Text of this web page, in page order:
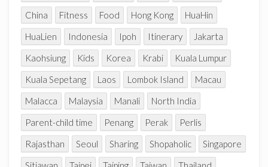
China
Fitness Food Hong Kong
HuaHin
HuaLien
Indonesia Ipoh Itinerary
Jakarta
Kaohsiung
Kids Korea Krabi
Kuala Lumpur
Kuala Sepetang
Laos Lombok Island
Macau
Malacca
Malaysia Manali
North India
Parent-child time
Penang Perak
Perlis
Rajasthan
Seoul Sharing Shopaholic
Singapore